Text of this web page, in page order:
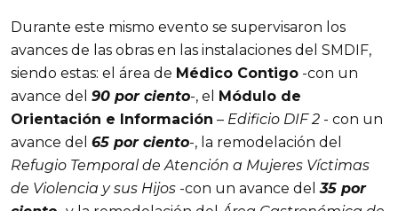
Durante este mismo evento se supervisaron los
avances de las obras en las instalaciones del SMDIF,
siendo estas: el área de Médico Contigo -con un
avance del 90 por ciento-, el
Módulo de
Orientación e Información – Edificio DIF 2 - con un
avance del 65 por ciento-, la remodelación del
Refugio Temporal de Atención a Mujeres Víctimas
de Violencia y sus Hijos -con un avance del35 por